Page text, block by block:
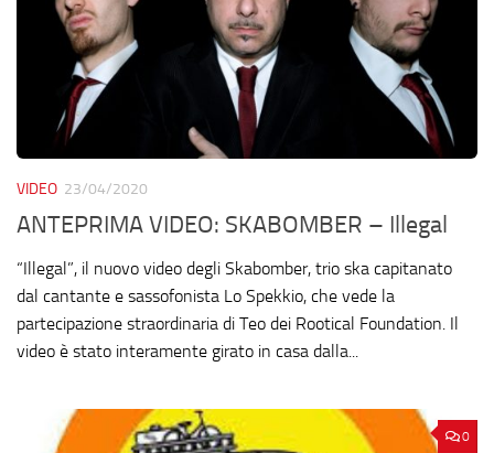
VIDEO 23/04/2020
ANTEPRIMA VIDEO: SKABOMBER – Illegal
“Illegal”, il nuovo video degli Skabomber, trio ska capitanato
dal cantante e sassofonista Lo Spekkio, che vede la
partecipazione straordinaria di Teo dei Rootical Foundation. Il
video è stato interamente girato in casa dalla...
0